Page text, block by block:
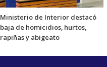
Ministerio de Interior destacó
baja de homicidios, hurtos,
rapiñas y abigeato